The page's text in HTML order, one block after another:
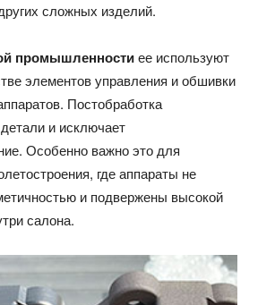
сложных изделий.
промышленностиее используют
элементов управления и обшивки
Постобработка
и исключает
Особенно важно это для
где аппараты не
и подвержены высокой
салона.